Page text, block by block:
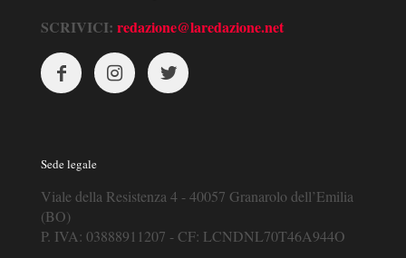
SCRIVICI: redazione@laredazione.net
Sede legale
Viale della Resistenza 4 - 40057 Granarolo dell’Emilia
(BO)
P. IVA: 03888911207 - CF: LCNDNL70T46A944O